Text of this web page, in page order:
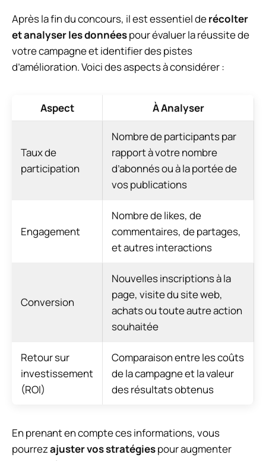
Après la fin du concours, il est essentiel derécolter
et analyser les donnéespour évaluer la réussite de
votre campagne et identifier des pistes
d’amélioration. Voici des aspects à considérer :
Aspect À Analyser
Taux de
participation
Nombre de participants par
rapport à votre nombre
d’abonnés ou à la portée de
vos publications
Engagement
Nombre de likes, de
commentaires, de partages,
et autres interactions
Conversion
Nouvelles inscriptions à la
page, visite du site web,
achats ou toute autre action
souhaitée
Retour sur
investissement
(ROI)
Comparaison entre les coûts
de la campagne et la valeur
des résultats obtenus
En prenant en compte ces informations, vous
pourrezajuster vos stratégiespour augmenter